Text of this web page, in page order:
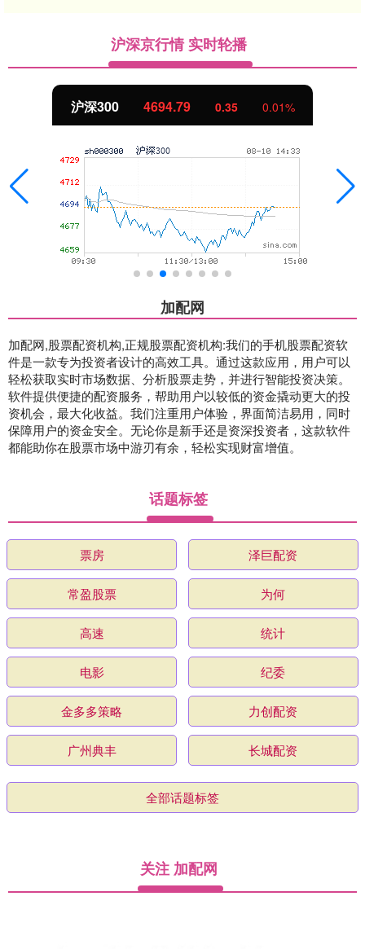
沪深京行情 实时轮播
北证50 1124.13 -10.12
加配网
加配网,股票配资机构,正规股票配资机构:我们的手机股票配资软
件是一款专为投资者设计的高效工具。通过这款应用，用户可以
轻松获取实时市场数据、分析股票走势，并进行智能投资决策。
软件提供便捷的配资服务，帮助用户以较低的资金撬动更大的投
资机会，最大化收益。我们注重用户体验，界面简洁易用，同时
保障用户的资金安全。无论你是新手还是资深投资者，这款软件
都能助你在股票市场中游刃有余，轻松实现财富增值。
话题标签
票房 泽巨配资
常盈股票 为何
高速 统计
电影 纪委
金多多策略 力创配资
广州典丰 长城配资
全部话题标签
关注 加配网